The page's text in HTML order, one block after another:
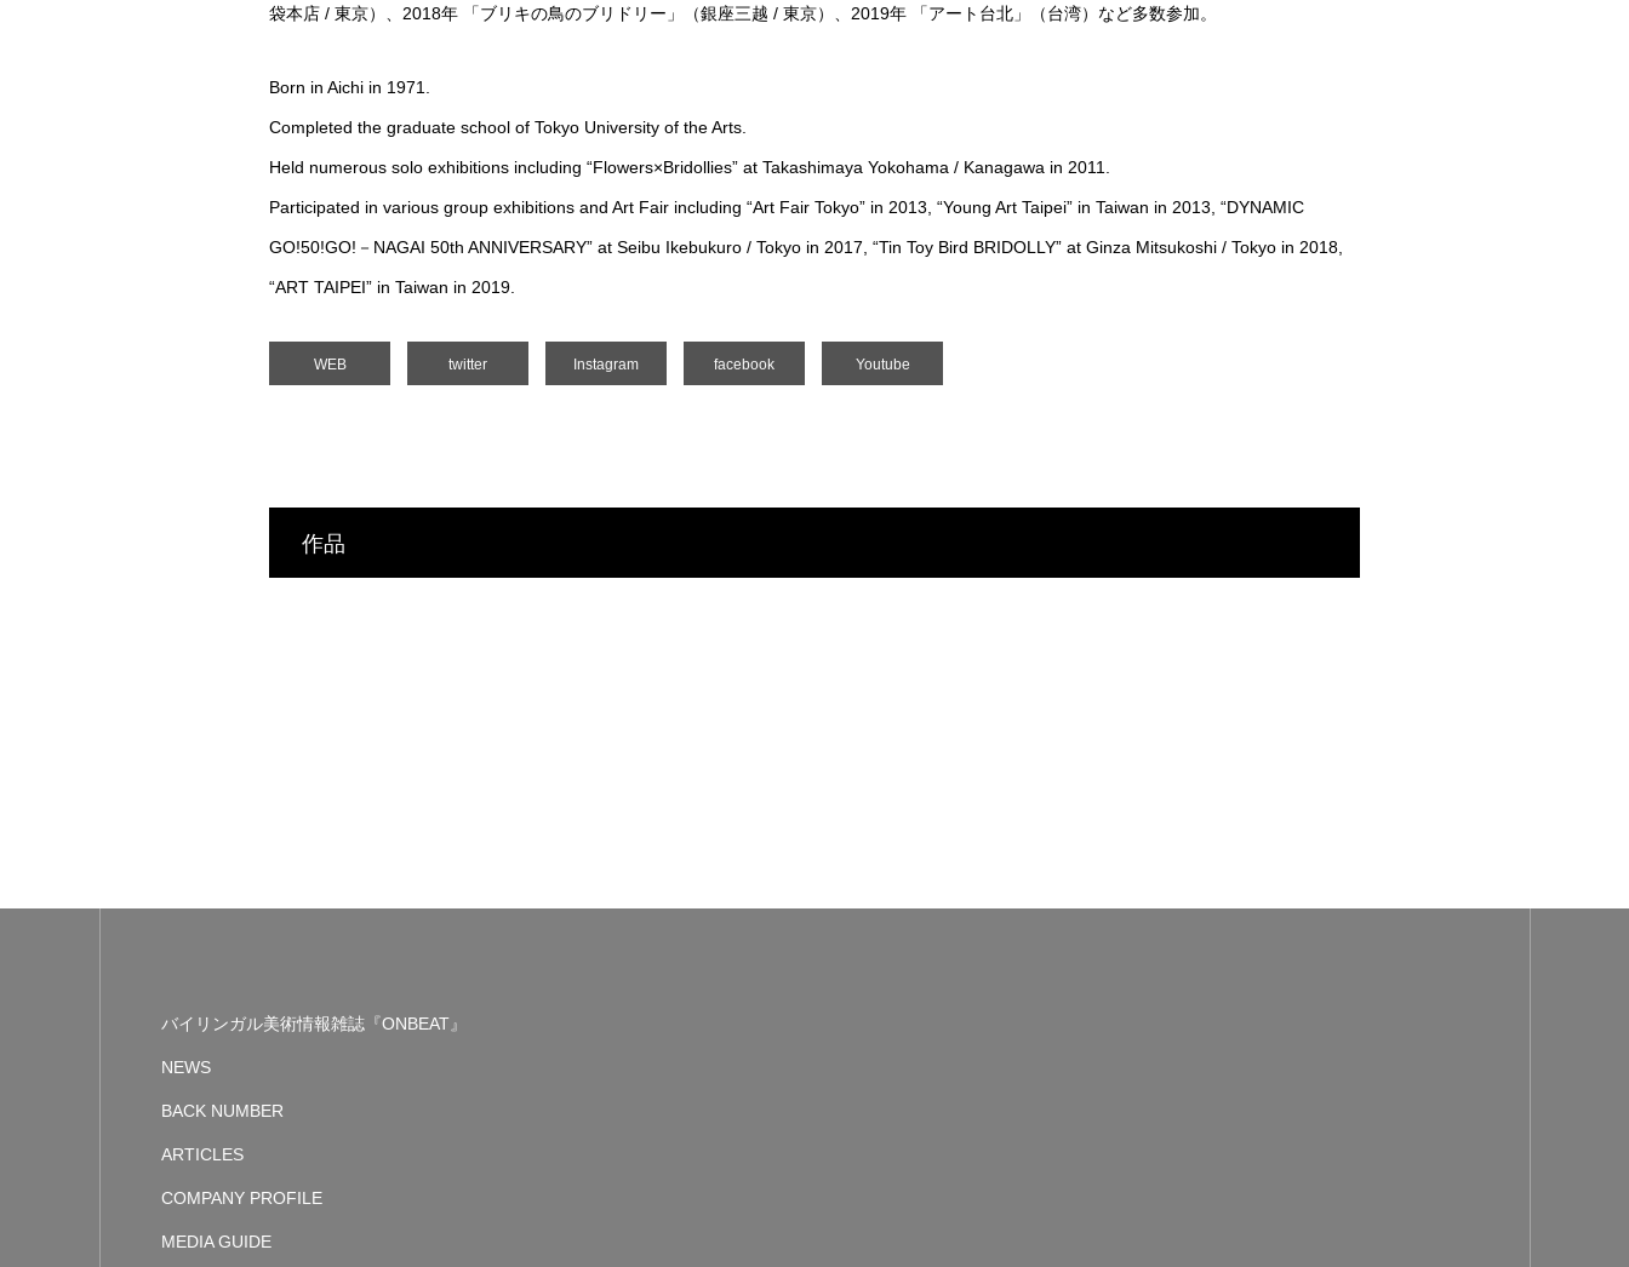
袋本店 / 東京）、2018年 「ブリキの鳥のブリドリー」（銀座三越 / 東京）、2019年 「アート台北」（台湾）など多数参加。
Born in Aichi in 1971.
Completed the graduate school of Tokyo University of the Arts.
Held numerous solo exhibitions including “Flowers×Bridollies” at Takashimaya Yokohama / Kanagawa in 2011.
Participated in various group exhibitions and Art Fair including “Art Fair Tokyo” in 2013, “Young Art Taipei” in Taiwan in 2013, “DYNAMIC
GO!50!GO!－NAGAI 50th ANNIVERSARY” at Seibu Ikebukuro / Tokyo in 2017, “Tin Toy Bird BRIDOLLY” at Ginza Mitsukoshi / Tokyo in 2018,
“ART TAIPEI” in Taiwan in 2019.
WEB twitter Instagram facebook Youtube
作品
バイリンガル美術情報雑誌『ONBEAT』
NEWS
BACK NUMBER
ARTICLES
COMPANY PROFILE
MEDIA GUIDE